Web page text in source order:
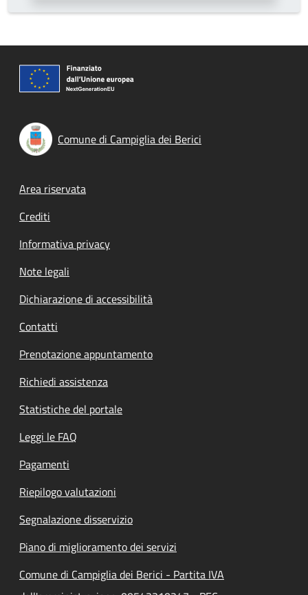
Comune di Campiglia dei Berici
Footer menu
Area riservata
Crediti
Informativa privacy
Note legali
Dichiarazione di accessibilità
Contatti
Prenotazione appuntamento
Richiedi assistenza
Statistiche del portale
Leggi le FAQ
Pagamenti
Riepilogo valutazioni
Segnalazione disservizio
Piano di miglioramento dei servizi
Comune di Campiglia dei Berici - Partita IVA